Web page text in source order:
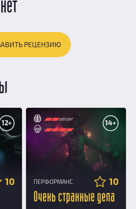
РЕЦЕНЗИЮ
12+
10
14+
ПЕРФОРМАНС 10
Очень странные дела